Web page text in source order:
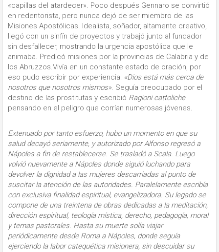
«capillas del atardecer». Poco después Gennaro se convirtió
en redentorista, pero nunca dejó de ser miembro de las
Misiones Apostólicas. Idealista, soñador, altamente creativo,
llegó con un sinfín de proyectos y trabajó junto al fundador
sin desfallecer, mostrando la urgencia apostólica que le
animaba. Predicó misiones por la provincias de Calabria y de
los Abruzzos.Vivía en un constante estado de oración, por
eso pudo escribir por experiencia: «Dios está más cerca de
nosotros que nosotros mismos» . Seguía preocupado por el
destino de las prostitutas y escribió Ragioni cattoliche
pensando en el peligro que corrían numerosas jóvenes
Extenuado por tanto esfuerzo, hubo un momento en que su
salud decayó seriamente, y autorizado por Alfonso regresó a
Nápoles a fin de restablecerse. Se trasladó a Scala. Luego
volvió nuevamente a Nápoles donde siguió luchando para
devolver la dignidad a las mujeres descarriadas al punto de
suscitar la atención de las autoridades. Paralelamente escribía
con exclusiva finalidad espiritual, evangelizadora. Su legado se
compone de una treintena de obras dedicadas a la meditación,
dirección espiritual, teología mística, derecho, pedagogía, moral
y temas pastorales. Hasta su muerte solía viajar
periódicamente desde Roma a Nápoles, donde seguía
ejerciendo la labor catequética misionera, sin descuidar su